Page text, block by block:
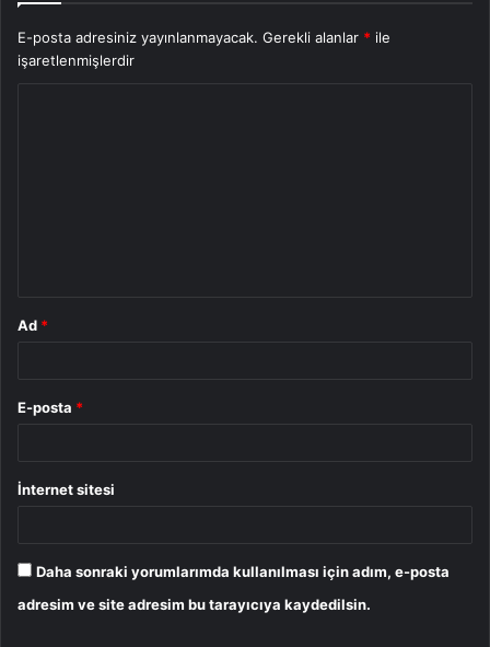
E-posta adresiniz yayınlanmayacak. Gerekli alanlar * ile
işaretlenmişlerdir
Ad *
E-posta *
İnternet sitesi
Daha sonraki yorumlarımda kullanılması için adım, e-posta
adresim ve site adresim bu tarayıcıya kaydedilsin.